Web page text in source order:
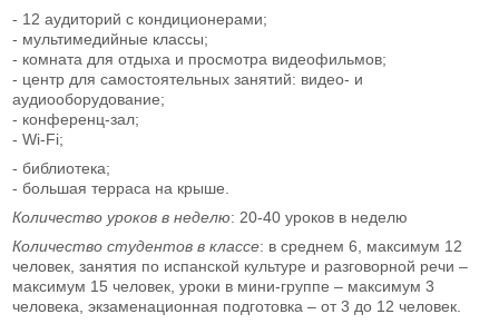
- 12 аудиторий с кондиционерами;
- мультимедийные классы;
- комната для отдыха и просмотра видеофильмов;
- центр для самостоятельных занятий: видео- и
аудиооборудование;
- конференц-зал;
- Wi-Fi;
- библиотека;
- большая терраса на крыше.
Количество уроков в неделю: 20-40 уроков в неделю
Количество студентов в классе: в среднем 6, максимум 12
человек, занятия по испанской культуре и разговорной речи –
максимум 15 человек, уроки в мини-группе – максимум 3
человека, экзаменационная подготовка – от 3 до 12 человек.